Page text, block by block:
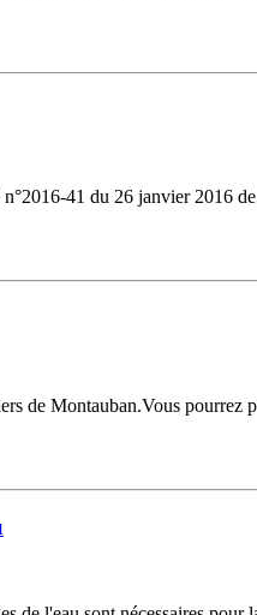
41 du 26 janvier 2016
de Montauban.Vous pourrez